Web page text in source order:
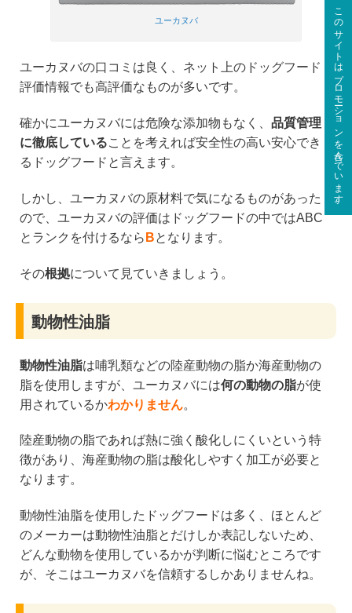
ユーカヌバ
ユーカヌバの口コミは良く、ネット上のドッグフード
評価情報でも高評価なものが多いです。
確かにユーカヌバには危険な添加物もなく、 品質管理
に徹底していることを考えれば安全性の高い安心でき
るドッグフードと言えます。
しかし、ユーカヌバの原材料で気になるものがあった
ので、ユーカヌバの評価はドッグフードの中ではABC
とランクを付けるなら Bとなります。
その根拠について見ていきましょう。
動物性油脂
動物性油脂は哺乳類などの陸産動物の脂か海産動物の
脂を使用しますが、ユーカヌバには何の動物の脂が使
用されているかわかりません。
陸産動物の脂であれば熱に強く酸化しにくいという特
徴があり、海産動物の脂は酸化しやすく加工が必要と
なります。
動物性油脂を使用したドッグフードは多く、ほとんど
のメーカーは動物性油脂とだけしか表記しないため、
どんな動物を使用しているかが判断に悩むところです
が、そこはユーカヌバを信頼するしかありませんね。
このサイトはプロモーションを含んでいます。